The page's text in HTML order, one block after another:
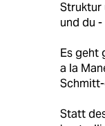
Struktur
und du
Es geht
a la
Statt